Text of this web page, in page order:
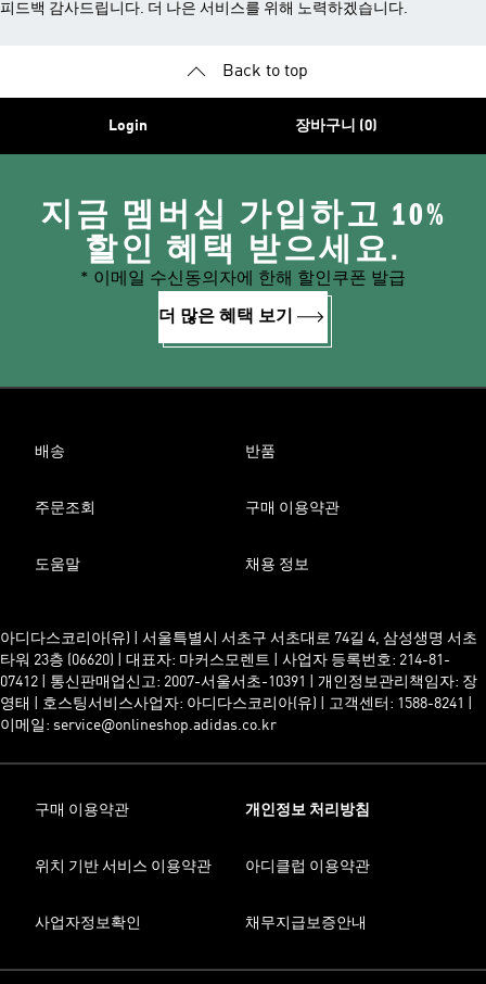
피드백 감사드립니다. 더 나은 서비스를 위해 노력하겠습니다.
Back to top
Login 장바구니 (0)
지금 멤버십 가입하고 10%
할인 혜택 받으세요.
* 이메일 수신동의자에 한해 할인쿠폰 발급
더 많은 혜택 보기
배송 반품
주문조회 구매 이용약관
도움말 채용 정보
아디다스코리아(유) | 서울특별시 서초구 서초대로 74길 4, 삼성생명 서초
타워 23층 (06620) | 대표자: 마커스모렌트 | 사업자 등록번호: 214-81-
07412 | 통신판매업신고: 2007-서울서초-10391 | 개인정보관리책임자: 장
영태 | 호스팅서비스사업자: 아디다스코리아(유) | 고객센터: 1588-8241 |
이메일: service@onlineshop.adidas.co.kr
구매 이용약관 개인정보 처리방침
위치 기반 서비스 이용약관 아디클럽 이용약관
사업자정보확인 채무지급보증안내